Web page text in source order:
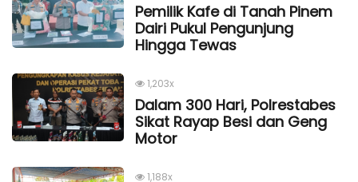
Pemilik Kafe di Tanah Pinem
Dairi Pukul Pengunjung
Hingga Tewas
1,203x
Dalam 300 Hari, Polrestabes
Sikat Rayap Besi dan Geng
Motor
1,188x